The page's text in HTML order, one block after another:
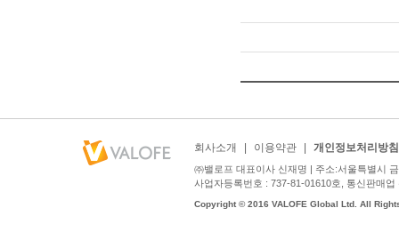
회사소개 이용약관 개인정보처리방침
㈜밸로프 대표이사 신재명 | 주소:서울특별시
사업자등록번호 : 737-81-01610호, 통신판매
Copyright © 2016 VALOFE Global Ltd. All